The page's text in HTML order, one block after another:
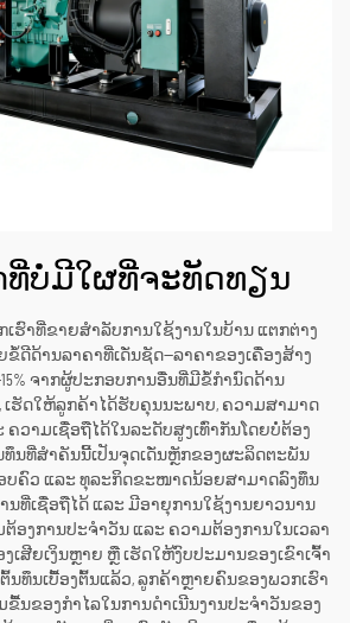
ບໍ່ມີໃຜທີ່ຈະທັດທຽນ
ເຮົາທີ່ຂາຍສຳລັບການໃຊ້ງານໃນບ້ານ ແຕກຕ່າງ
ດີດ້ານລາຄາທີ່ເດັ່ນຊັດ—ລາຄາຂອງເຄື່ອງສ້າງ
15% ຈາກຜູ້ປະກອບການອື່ນທີ່ມີຂໍ້ກຳນົດດ້ານ
ເຮັດໃຫ້ລູກຄ້າໄດ້ຮັບຄຸນນະພາບ, ຄວາມສາມາດ
ຄວາມເຊື່ອຖືໄດ້ໃນລະດັບສູງເທົ່າກັນໂດຍບໍ່ຕ້ອງ
ທຶນທີ່ສຳຄັນນີ້ເປັນຈຸດເດັ່ນຫຼັກຂອງຜະລິດຕະພັນ
ບຄົວ ແລະ ທຸລະກິດຂະໜາດນ້ອຍສາມາດລົງທຶນ
ນທີ່ເຊື່ອຖືໄດ້ ແລະ ມີອາຍຸການໃຊ້ງານຍາວນານ
ອງການປະຈຳວັນ ແລະ ຄວາມຕ້ອງການໃນເວລາ
ເສີຍເງິນຫຼາຍ ຫຼື ເຮັດໃຫ້ງົບປະມານຂອງເຂົາເຈົ້າ
ນທຶນເບື້ອງຕົ້ນແລ້ວ, ລູກຄ້າຫຼາຍຄົນຂອງພວກເຮົາ
ຂື້ນຂອງກຳໄລໃນການດຳເນີນງານປະຈຳວັນຂອງ